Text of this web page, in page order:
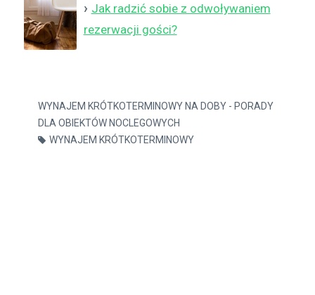
Jak radzić sobie z odwoływaniem
rezerwacji gości?
WYNAJEM KRÓTKOTERMINOWY NA DOBY - PORADY
DLA OBIEKTÓW NOCLEGOWYCH
WYNAJEM KRÓTKOTERMINOWY